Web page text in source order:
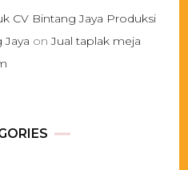
CV Bintang Jaya Produksi
Jaya onJual taplak meja